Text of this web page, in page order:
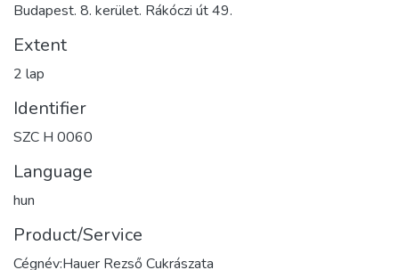
Budapest. 8. kerület. Rákóczi út 49.
Extent
2 lap
Identifier
SZC H 0060
Language
hun
Product/Service
Cégnév:Hauer Rezső Cukrászata